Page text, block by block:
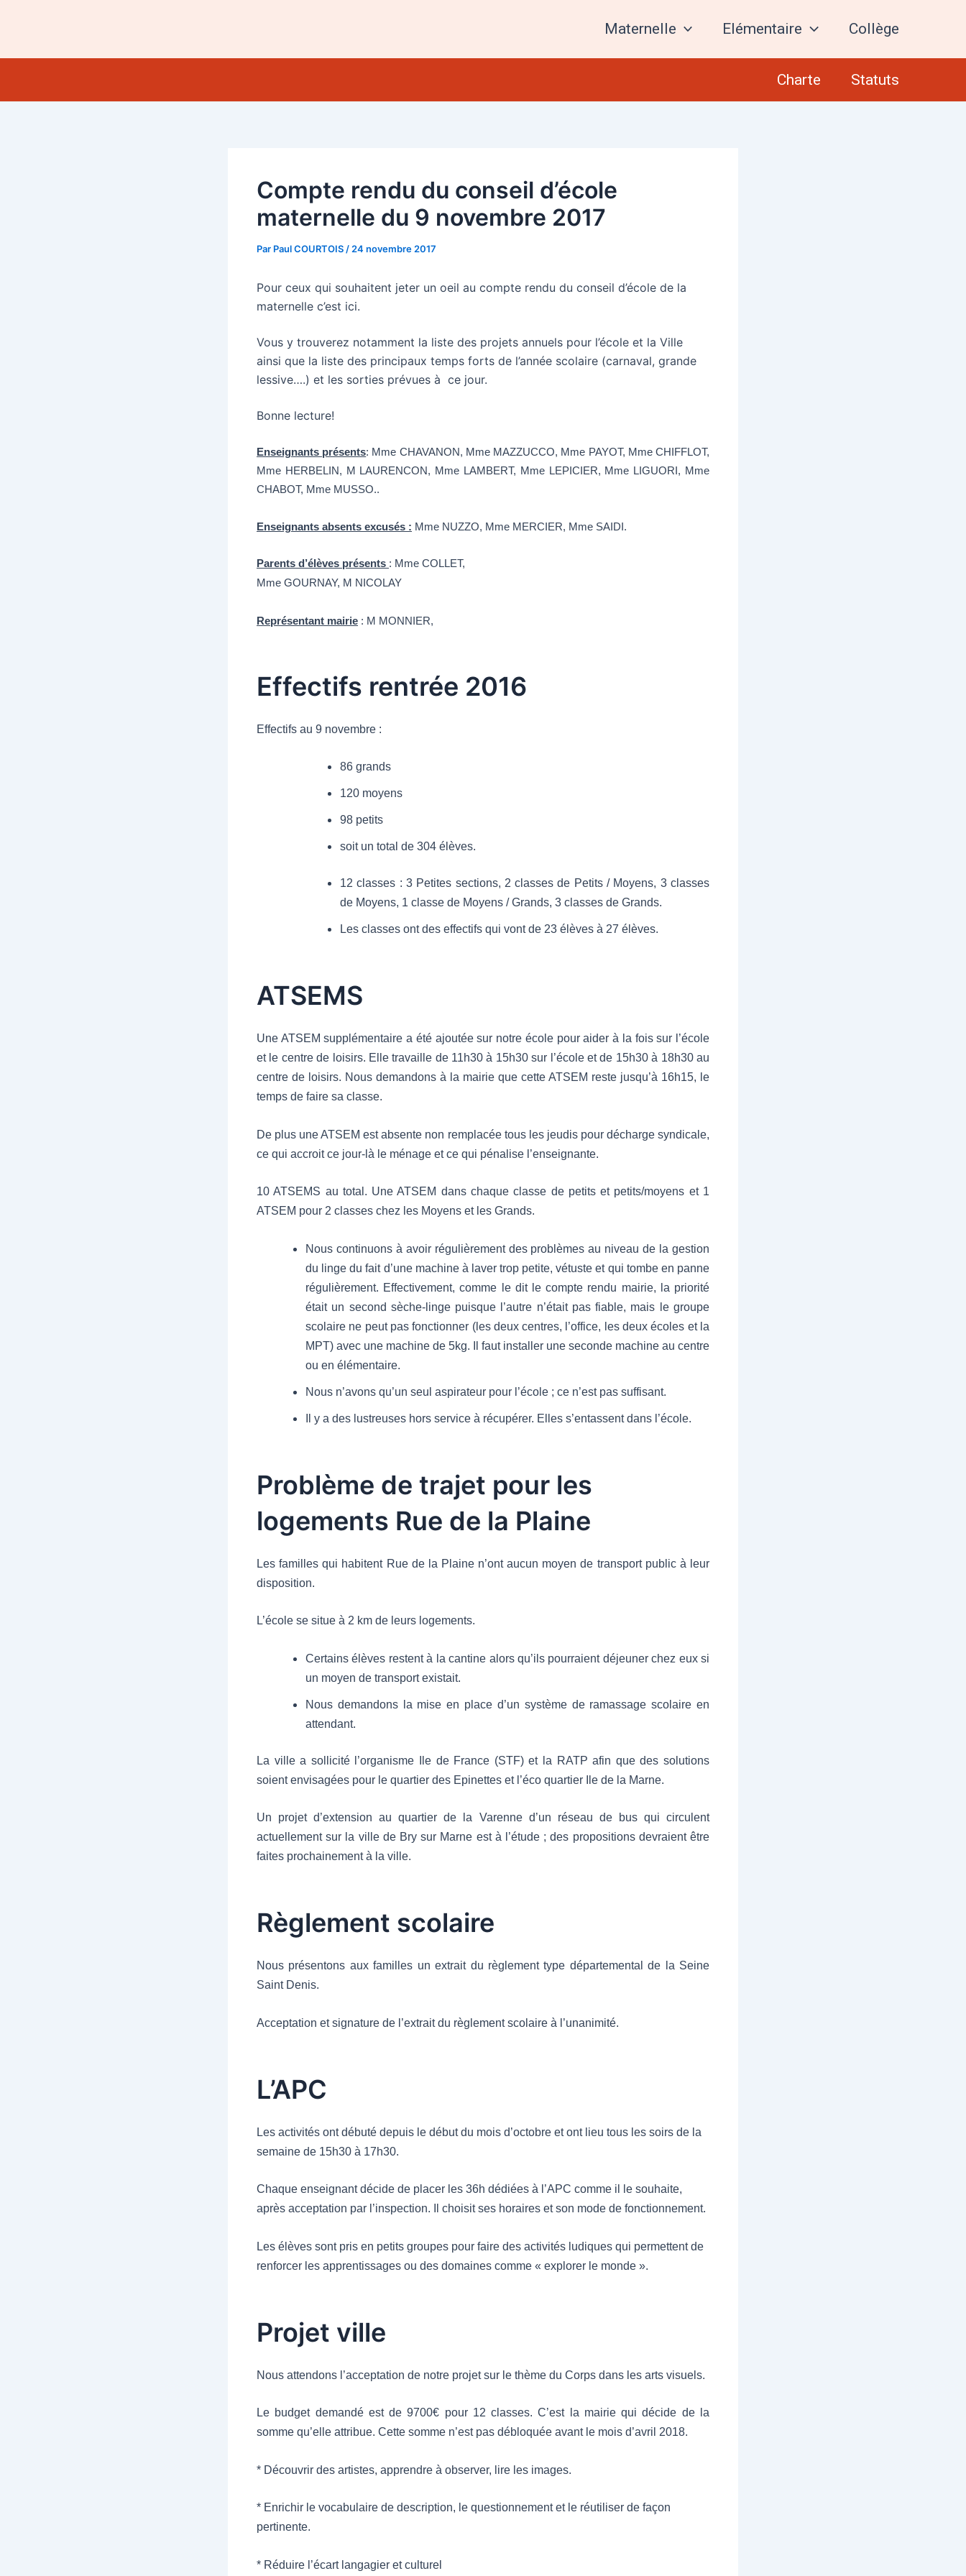
Maternelle Elémentaire Collège
Charte Statuts
Compte rendu du conseil d’école
maternelle du 9 novembre 2017
Par Paul COURTOIS / 24 novembre 2017
Pour ceux qui souhaitent jeter un oeil au compte rendu du conseil d’école de la
maternelle c’est ici.
Vous y trouverez notamment la liste des projets annuels pour l’école et la Ville
ainsi que la liste des principaux temps forts de l’année scolaire (carnaval, grande
lessive….) et les sorties prévues à ce jour.
Bonne lecture!
Enseignants présents: Mme CHAVANON, Mme MAZZUCCO, Mme PAYOT, Mme CHIFFLOT,
Mme HERBELIN, M LAURENCON, Mme LAMBERT, Mme LEPICIER, Mme LIGUORI, Mme
CHABOT, Mme MUSSO..
Enseignants absents excusés : Mme NUZZO, Mme MERCIER, Mme SAIDI.
Parents d’élèves présents : Mme COLLET,
Mme GOURNAY, M NICOLAY
Représentant mairie : M MONNIER,
Effectifs rentrée 2016
Effectifs au 9 novembre :
86 grands
120 moyens
98 petits
soit un total de 304 élèves.
12 classes : 3 Petites sections, 2 classes de Petits / Moyens, 3 classes
de Moyens, 1 classe de Moyens / Grands, 3 classes de Grands.
Les classes ont des effectifs qui vont de 23 élèves à 27 élèves.
ATSEMS
Une ATSEM supplémentaire a été ajoutée sur notre école pour aider à la fois sur l’école
et le centre de loisirs. Elle travaille de 11h30 à 15h30 sur l’école et de 15h30 à 18h30 au
centre de loisirs. Nous demandons à la mairie que cette ATSEM reste jusqu’à 16h15, le
temps de faire sa classe.
De plus une ATSEM est absente non remplacée tous les jeudis pour décharge syndicale,
ce qui accroit ce jour-là le ménage et ce qui pénalise l’enseignante.
10 ATSEMS au total. Une ATSEM dans chaque classe de petits et petits/moyens et 1
ATSEM pour 2 classes chez les Moyens et les Grands.
Nous continuons à avoir régulièrement des problèmes au niveau de la gestion
du linge du fait d’une machine à laver trop petite, vétuste et qui tombe en panne
régulièrement. Effectivement, comme le dit le compte rendu mairie, la priorité
était un second sèche-linge puisque l’autre n’était pas fiable, mais le groupe
scolaire ne peut pas fonctionner (les deux centres, l’office, les deux écoles et la
MPT) avec une machine de 5kg. Il faut installer une seconde machine au centre
ou en élémentaire.
Nous n’avons qu’un seul aspirateur pour l’école ; ce n’est pas suffisant.
Il y a des lustreuses hors service à récupérer. Elles s’entassent dans l’école.
Problème de trajet pour les
logements Rue de la Plaine
Les familles qui habitent Rue de la Plaine n’ont aucun moyen de transport public à leur
disposition.
L’école se situe à 2 km de leurs logements.
Certains élèves restent à la cantine alors qu’ils pourraient déjeuner chez eux si
un moyen de transport existait.
Nous demandons la mise en place d’un système de ramassage scolaire en
attendant.
La ville a sollicité l’organisme Ile de France (STF) et la RATP afin que des solutions
soient envisagées pour le quartier des Epinettes et l’éco quartier Ile de la Marne.
Un projet d’extension au quartier de la Varenne d’un réseau de bus qui circulent
actuellement sur la ville de Bry sur Marne est à l’étude ; des propositions devraient être
faites prochainement à la ville.
Règlement scolaire
Nous présentons aux familles un extrait du règlement type départemental de la Seine
Saint Denis.
Acceptation et signature de l’extrait du règlement scolaire à l’unanimité.
L’APC
Les activités ont débuté depuis le début du mois d’octobre et ont lieu tous les soirs de la
semaine de 15h30 à 17h30.
Chaque enseignant décide de placer les 36h dédiées à l’APC comme il le souhaite,
après acceptation par l’inspection. Il choisit ses horaires et son mode de fonctionnement.
Les élèves sont pris en petits groupes pour faire des activités ludiques qui permettent de
renforcer les apprentissages ou des domaines comme « explorer le monde ».
Projet ville
Nous attendons l’acceptation de notre projet sur le thème du Corps dans les arts visuels.
Le budget demandé est de 9700€ pour 12 classes. C’est la mairie qui décide de la
somme qu’elle attribue. Cette somme n’est pas débloquée avant le mois d’avril 2018.
* Découvrir des artistes, apprendre à observer, lire les images.
* Enrichir le vocabulaire de description, le questionnement et le réutiliser de façon
pertinente.
* Réduire l’écart langagier et culturel